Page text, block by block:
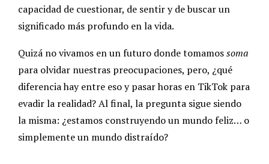
capacidad de cuestionar, de sentir y de buscar un
significado más profundo en la vida.
Quizá no vivamos en un futuro donde tomamossoma
para olvidar nuestras preocupaciones, pero, ¿qué
diferencia hay entre eso y pasar horas en TikTok para
evadir la realidad? Al final, la pregunta sigue siendo
la misma: ¿estamos construyendo un mundo feliz… o
simplemente un mundo distraído?